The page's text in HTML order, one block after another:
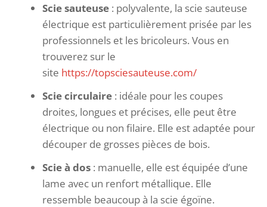
Scie sauteuse : polyvalente, la scie sauteuse
électrique est particulièrement prisée par les
professionnels et les bricoleurs. Vous en
trouverez sur le
site https://topsciesauteuse.com/
Scie circulaire : idéale pour les coupes
droites, longues et précises, elle peut être
électrique ou non filaire. Elle est adaptée pour
découper de grosses pièces de bois.
Scie à dos : manuelle, elle est équipée d’une
lame avec un renfort métallique. Elle
ressemble beaucoup à la scie égoïne.